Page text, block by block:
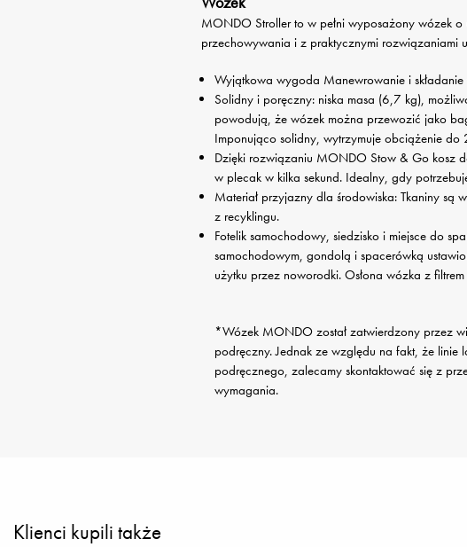
MONDO Stroller to w pełni wyposażony wózek
przechowywania i z praktycznymi rozwiązaniami
Wyjątkowa wygoda Manewrowanie i
Solidny i poręczny: niska masa (6,7 kg),
powodują, że wózek można przewozić jako
Imponująco solidny, wytrzymuje obciążenie do
Dzięki rozwiązaniu MONDO Stow & Go kosz
w plecak w kilka sekund. Idealny, gdy
Materiał przyjazny dla środowiska: Tkaniny są
z recyklingu.
Fotelik samochodowy, siedzisko i miejsce do
samochodowym, gondolą i spacerówką
użytku przez noworodki. Osłona wózka z
*Wózek MONDO został zatwierdzony przez
podręczny. Jednak ze względu na fakt, że
podręcznego, zalecamy skontaktować się z
wymagania.
Klienci kupili także